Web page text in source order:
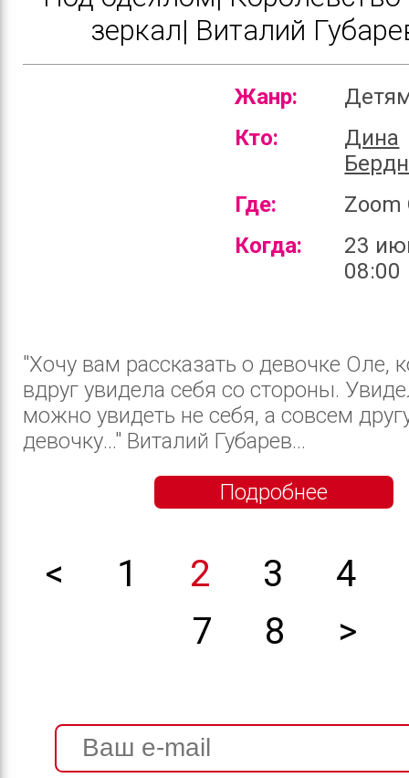
зеркал| Виталий
Жанр:
Кто:
Дина
Где:
Zoom
Когда:
23
08:00
"Хочу вам рассказать о девочке Оле,
вдруг увидела себя со стороны.
можно увидеть не себя, а совсем
девочку..." Виталий Губарев...
Подробнее
< 1 2 3
4
7
8 >